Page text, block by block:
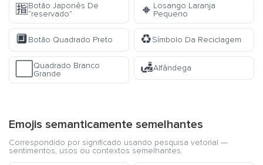
🈯 Botão Japonês De
“reservado”
🔸 Losango Laranja
Pequeno
🔲Botão Quadrado Preto ♻️Símbolo Da Reciclagem
Quadrado Branco
Grande
🛃Alfândega
Emojis semanticamente semelhantes
Correspondido por significado usando pesquisa vetorial —
sentimentos, usos ou contextos semelhantes.